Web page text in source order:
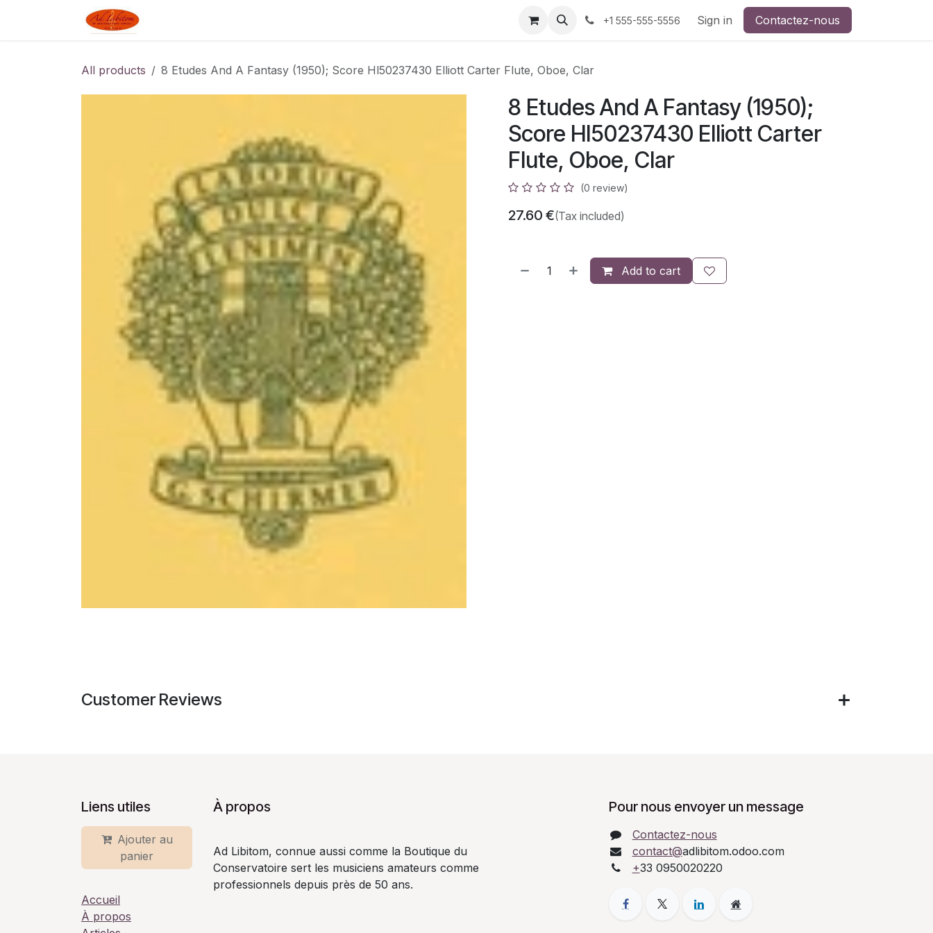
Appointment Contact us +1 555-555-5556 Sign in Contactez-nous
All products 8 Etudes And A Fantasy (1950); Score Hl50237430 Elliott Carter Flute, Oboe, Clar
8 Etudes And A Fantasy (1950);
Score Hl50237430 Elliott Carter
Flute, Oboe, Clar
(0 review)
27.60 €(Tax included)
Add to cart
Customer Reviews
Liens utiles
Ajouter au
panier
Accueil
À propos
À propos
Ad Libitom, connue aussi comme la Boutique du
Conservatoire sert les musiciens amateurs comme
professionnels depuis près de 50 ans.
Pour nous envoyer un message
Contactez-nous
contact@adlibitom.odoo.com
+33 0950020220